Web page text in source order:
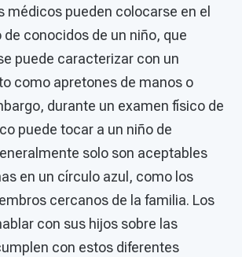
médicos pueden colocarse en el
conocidos de un niño, que
puede caracterizar con un
como apretones de manos o
durante un examen físico de
puede tocar a un niño de
solo son aceptables
en un círculo azul, como los
cercanos de la familia. Los
con sus hijos sobre las
con estos diferentes